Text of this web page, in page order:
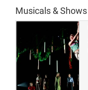
Musicals & Shows